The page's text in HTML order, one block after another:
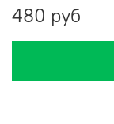
480 руб